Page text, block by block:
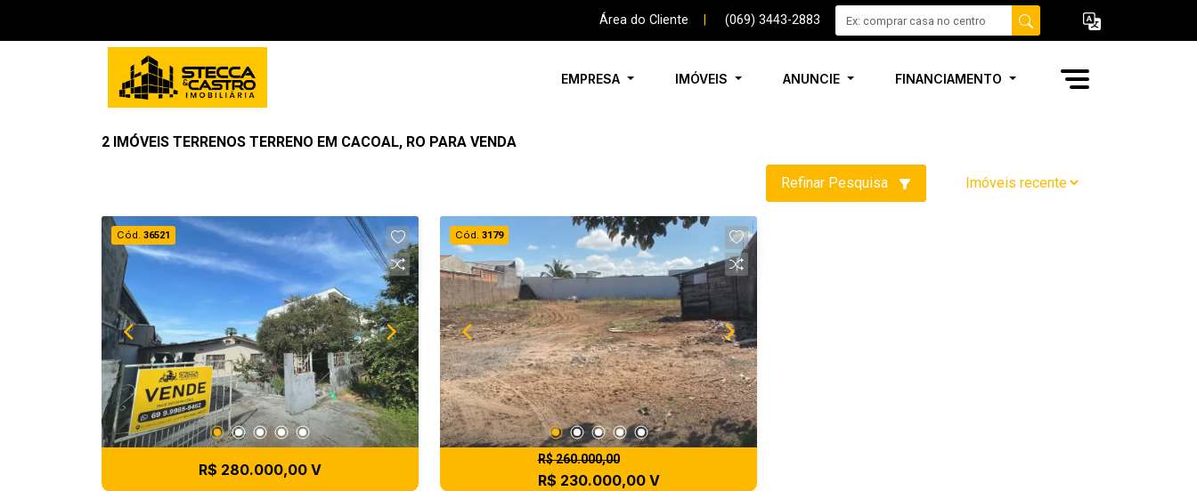
Área do Cliente (069) 3443-2883
EMPRESA IMÓVEIS ANUNCIE FINANCIAMENTO
2 IMÓVEIS TERRENOS TERRENO EM CACOAL, RO PARA VENDA
Refinar Pesquisa
Cód. 36521
R$ 280.000,00 V
Cód. 3179
R$ 260.000,00
R$ 230.000,00 V